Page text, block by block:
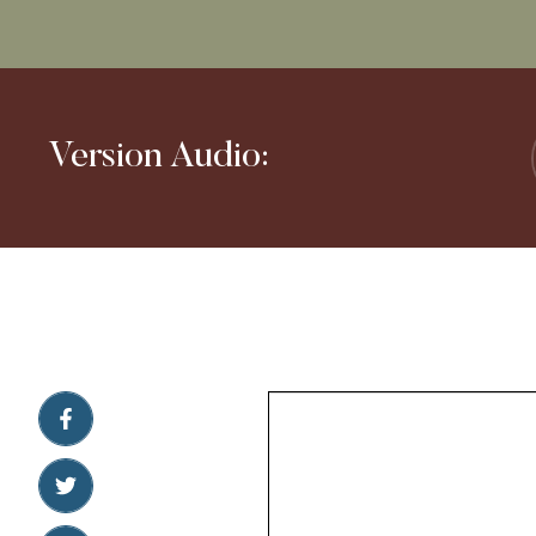
Version Audio: